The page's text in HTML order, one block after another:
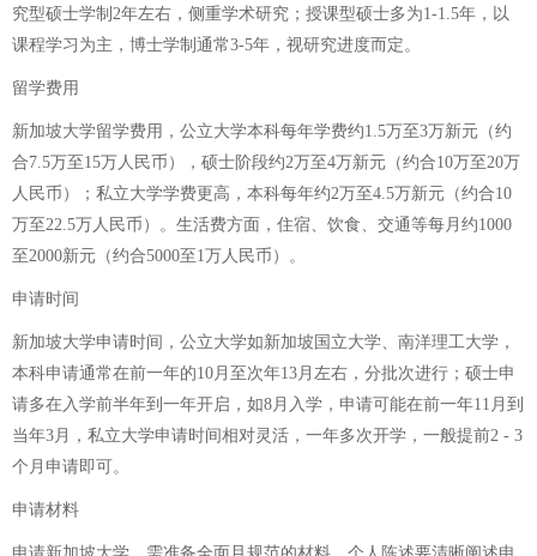
究型硕士学制2年左右，侧重学术研究；授课型硕士多为1-1.5年，以
课程学习为主，博士学制通常3-5年，视研究进度而定。
留学费用
新加坡大学留学费用，公立大学本科每年学费约1.5万至3万新元（约
合7.5万至15万人民币），硕士阶段约2万至4万新元（约合10万至20万
人民币）；私立大学学费更高，本科每年约2万至4.5万新元（约合10
万至22.5万人民币）。生活费方面，住宿、饮食、交通等每月约1000
至2000新元（约合5000至1万人民币）。
申请时间
新加坡大学申请时间，公立大学如新加坡国立大学、南洋理工大学，
本科申请通常在前一年的10月至次年13月左右，分批次进行；硕士申
请多在入学前半年到一年开启，如8月入学，申请可能在前一年11月到
当年3月，私立大学申请时间相对灵活，一年多次开学，一般提前2 - 3
个月申请即可。
申请材料